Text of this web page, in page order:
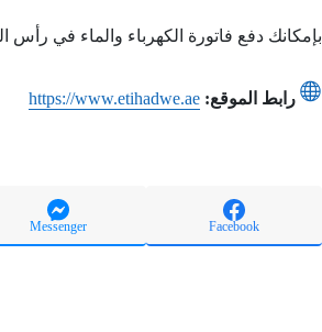
بإمكانك دفع فاتورة الكهرباء والماء في رأس
رابط الموقع: https://www.etihadwe.ae
Facebook
Messenger